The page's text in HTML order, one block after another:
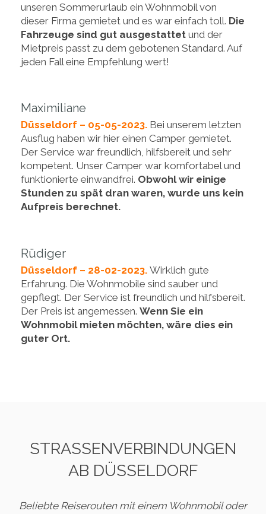
unseren Sommerurlaub ein Wohnmobil von
dieser Firma gemietet und es war einfach toll. Die
Fahrzeuge sind gut ausgestattet und der
Mietpreis passt zu dem gebotenen Standard. Auf
jeden Fall eine Empfehlung wert!
Maximiliane
Düsseldorf – 05-05-2023. Bei unserem letzten
Ausflug haben wir hier einen Camper gemietet.
Der Service war freundlich, hilfsbereit und sehr
kompetent. Unser Camper war komfortabel und
funktionierte einwandfrei. Obwohl wir einige
Stunden zu spät dran waren, wurde uns kein
Aufpreis berechnet.
Rüdiger
Düsseldorf – 28-02-2023. Wirklich gute
Erfahrung. Die Wohnmobile sind sauber und
gepflegt. Der Service ist freundlich und hilfsbereit.
Der Preis ist angemessen. Wenn Sie ein
Wohnmobil mieten möchten, wäre dies ein
guter Ort.
STRASSENVERBINDUNGEN A
B DÜSSELDORF
Beliebte Reiserouten mit einem Wohnmobil oder